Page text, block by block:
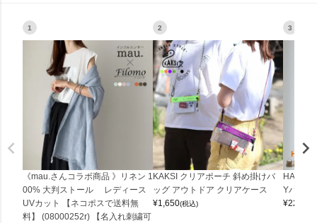
1
《mau.さんコラボ商品 》リネン 1
00% 大判ストール レディース
UVカット 【ネコポスで送料無
料】 (08000252r) 【名入れ刺繍可
2
KAKSI クリアポーチ 斜め掛けバ
ッグ アウトドア クリアケース
¥1,650(税込)
3
Yバッグ
¥22,000